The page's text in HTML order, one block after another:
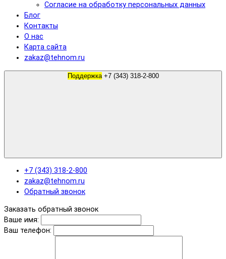
Согласие на обработку персональных данных
Блог
Контакты
О нас
Карта сайта
zakaz@tehnom.ru
Поддержка +7 (343) 318-2-800
+7 (343) 318-2-800
zakaz@tehnom.ru
Обратный звонок
Заказать обратный звонок
Ваше имя:
Ваш телефон: